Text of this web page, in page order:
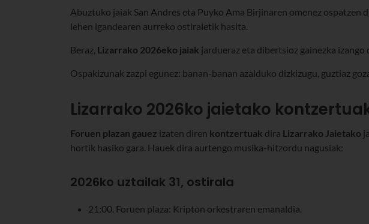
Abuztuko jaiak San Andres eta Puyko Ama Birjinaren omenez ospatzen
lehen igandearen aurreko ostiraletik hasita.
Beraz, Lizarrako 2026eko jaiak jardueraz eta dibertsioz gainezka izango
Ospakizunak zazpi egunez: banan-banan azalduko dizkizugu, guztiaz
Lizarrako 2026ko jaietako
Foruen plazan gauez izaten diren kontzertuak dira Lizarrako Jaietako
hortik hasiko gara. Hauek dira aurtengo musika-hitzordu nagusiak:
2026ko uztailak 31, ostirala
21:00. Foruen plaza: Kripton orkestraren emanaldia.